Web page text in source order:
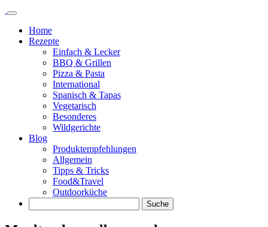
Springe
Inhalt
Home
Rezepte
Einfach & Lecker
BBQ & Grillen
Pizza & Pasta
International
Spanisch & Tapas
Vegetarisch
Besonderes
Wildgerichte
Blog
Produktempfehlungen
Allgemein
Tipps & Tricks
Food&Travel
Outdoorküche
Suche